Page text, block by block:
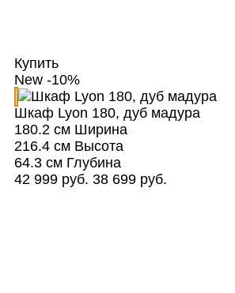
Купить
New -10%
Шкаф Lyon 180, дуб мадура
180.2 смШирина
216.4 смВысота
64.3 смГлубина
42 999 руб. 38 699 руб.